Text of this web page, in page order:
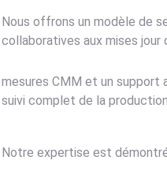
Nous offrons un modèle de
collaboratives aux mises
mesures CMM et un
suivi complet de la
Notre expertise est